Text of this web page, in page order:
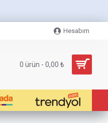
Hesabım
0 ürün - 0,00 ₺